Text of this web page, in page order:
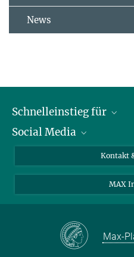
News
Schnelleinstieg für
Journalist*innen
Bewerbende
Schüler*innen und Lehrkräfte
Social Media
Instagram
LinkedIn
Facebook
Kontakt
MAX
Max-